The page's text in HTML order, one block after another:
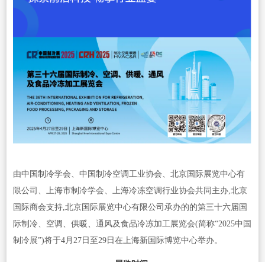
由中国制冷学会、中国制冷空调工业协会、北京国际展览中心有
限公司、上海市制冷学会、上海冷冻空调行业协会共同主办,北京
国际商会支持,北京国际展览中心有限公司承办的的第三十六届国
际制冷、空调、供暖、通风及食品冷冻加工展览会(简称“2025中国
制冷展”)将于4月27日至29日在上海新国际博览中心举办。